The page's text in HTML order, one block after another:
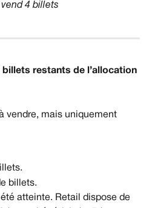
vend 4 billets
billets restants de l’allocation
vendre, mais uniquement
billets.
atteinte. Retail dispose de